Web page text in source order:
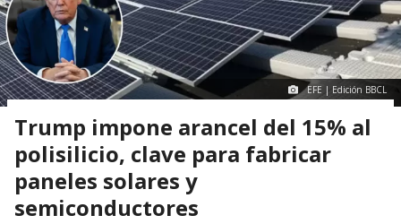
EFE | Edición BBCL
Trump impone arancel del 15% al
polisilicio, clave para fabricar
paneles solares y
semiconductores